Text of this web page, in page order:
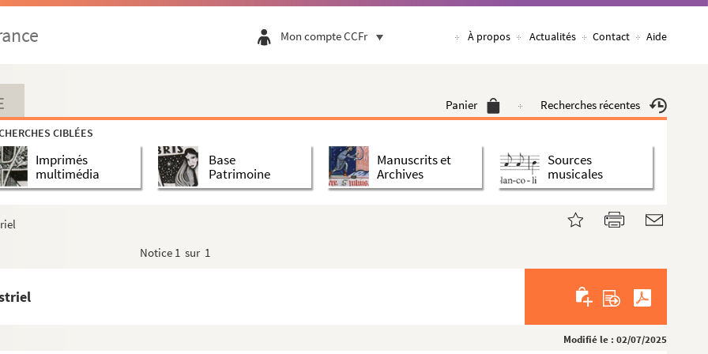
Mon compte CCFr À propos Actualités Contact Aide
Panier Recherches récentes
CIBLÉES
Imprimés
multimédia
Base
Patrimoine
Manuscrits et
Archives
Sources
musicales
Notice 1 sur 1
Modifié le : 02/07/2025